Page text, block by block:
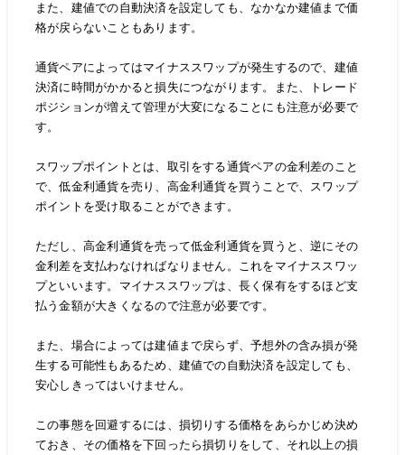
また、建値での自動決済を設定しても、なかなか建値まで価
格が戻らないこともあります。
通貨ペアによってはマイナススワップが発生するので、建値
決済に時間がかかると損失につながります。また、トレード
ポジションが増えて管理が大変になることにも注意が必要で
す。
スワップポイントとは、取引をする通貨ペアの金利差のこと
で、低金利通貨を売り、高金利通貨を買うことで、スワップ
ポイントを受け取ることができます。
ただし、高金利通貨を売って低金利通貨を買うと、逆にその
金利差を支払わなければなりません。これをマイナススワッ
プといいます。マイナススワップは、長く保有をするほど支
払う金額が大きくなるので注意が必要です。
また、場合によっては建値まで戻らず、予想外の含み損が発
生する可能性もあるため、建値での自動決済を設定しても、
安心しきってはいけません。
この事態を回避するには、損切りする価格をあらかじめ決め
ておき、その価格を下回ったら損切りをして、それ以上の損